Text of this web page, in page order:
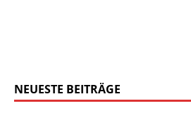
NEUESTE BEITRÄGE